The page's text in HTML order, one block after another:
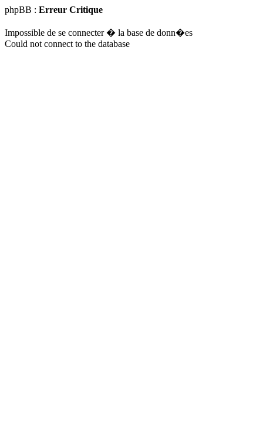
phpBB : Erreur Critique
Impossible de se connecter � la base de donn�es
Could not connect to the database